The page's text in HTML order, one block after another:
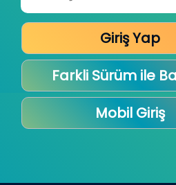
Giriş Yap
Farkli Sürüm ile
Mobil Giriş